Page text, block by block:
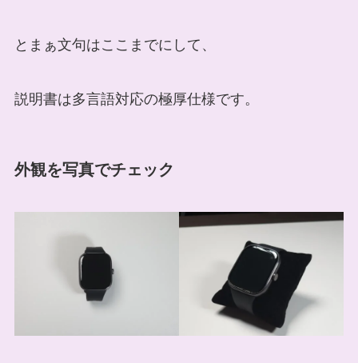
とまぁ文句はここまでにして、
説明書は多言語対応の極厚仕様です。
外観を写真でチェック